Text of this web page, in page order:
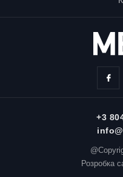
Розробка
+3